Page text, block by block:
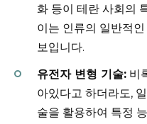
화 등이 테란 사회의
이는 인류의 일반적
보입니다.
유전자 변형 기술: 비
아있다고 하더라도,
술을 활용하여 특정